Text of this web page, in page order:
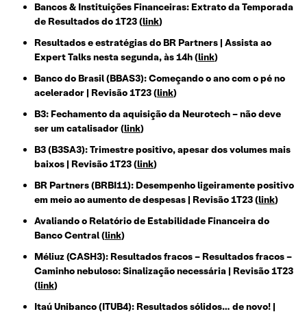
Bancos & Instituições Financeiras: Extrato da Temporada
de Resultados do 1T23 (link)
Resultados e estratégias do BR Partners | Assista ao
Expert Talks nesta segunda, às 14h (link)
Banco do Brasil (BBAS3): Começando o ano com o pé no
acelerador | Revisão 1T23 (link)
B3: Fechamento da aquisição da Neurotech – não deve
ser um catalisador (link)
B3 (B3SA3): Trimestre positivo, apesar dos volumes mais
baixos | Revisão 1T23 (link)
BR Partners (BRBI11): Desempenho ligeiramente positivo
em meio ao aumento de despesas | Revisão 1T23 (link)
Avaliando o Relatório de Estabilidade Financeira do
Banco Central (link)
Méliuz (CASH3): Resultados fracos – Resultados fracos –
Caminho nebuloso: Sinalização necessária | Revisão 1T23
(link)
Itaú Unibanco (ITUB4): Resultados sólidos… de novo! |